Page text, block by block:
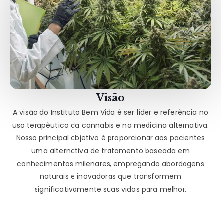
Visão
A visão do Instituto Bem Vida é ser líder e referência no
uso terapêutico da cannabis e na medicina alternativa.
Nosso principal objetivo é proporcionar aos pacientes
uma alternativa de tratamento baseada em
conhecimentos milenares, empregando abordagens
naturais e inovadoras que transformem
significativamente suas vidas para melhor.